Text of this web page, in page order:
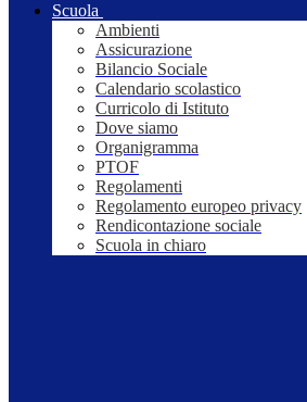
Scuola
Ambienti
Assicurazione
Bilancio Sociale
Calendario scolastico
Curricolo di Istituto
Dove siamo
Organigramma
PTOF
Regolamenti
Regolamento europeo privacy
Rendicontazione sociale
Scuola in chiaro